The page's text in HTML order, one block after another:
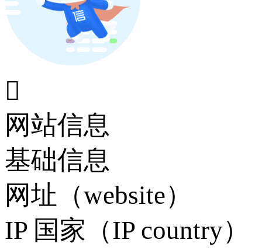

网站信息
基础信息
网址（website）
IP 国家（IP country）